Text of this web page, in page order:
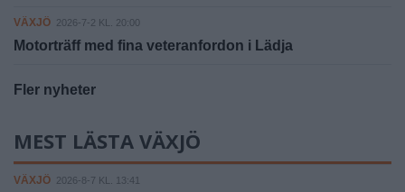
VÄXJÖ 2026-7-2 KL. 20:00
Motorträff med fina veteranfordon i Lädja
Fler nyheter
MEST LÄSTA VÄXJÖ
VÄXJÖ 2026-8-7 KL. 13:41